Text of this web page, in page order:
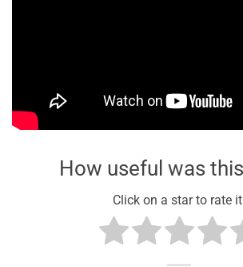
How useful was
Click on a star to rate